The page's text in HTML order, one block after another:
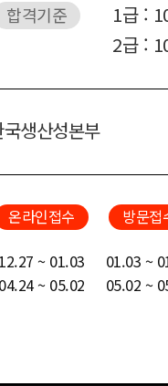
합격기준
1급 :
2급 :
생산성본부
온라인접수 방문접
12.27 ~ 01.03
01.03 ~
04.24 ~ 05.02
05.02 ~